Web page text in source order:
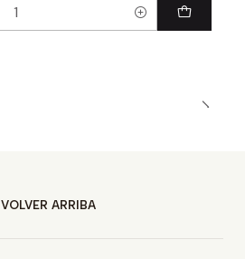
VOLVER ARRIBA